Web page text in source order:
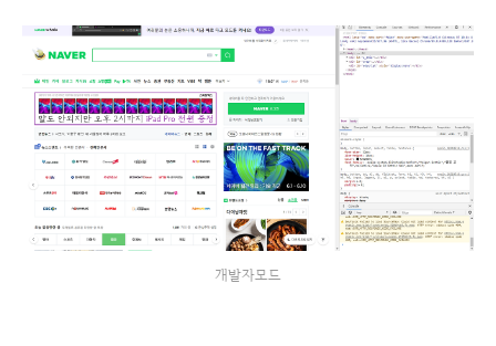
개발자모드